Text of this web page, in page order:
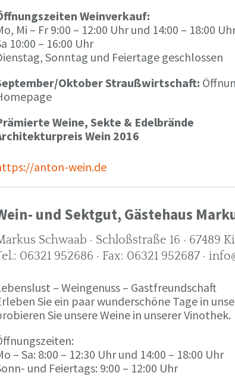
Weinverkauf:
Mi – Fr 9:00 – 12:00 Uhr und 14:00 – 18:00
10:00 – 16:00 Uhr
Sonntag und Feiertage geschlossen
Oktober Straußwirtschaft:
Weine, Sekte & Edelbrände
Wein 2016
anton-wein.de
und Sektgut, Gästehaus
Schwaab · Schloßstraße 16 · 67489
06321 952686 · Fax: 06321 952687 ·
– Weingenuss – Gastfreundschaft
Sie ein paar wunderschöne Tage in
Sie unsere Weine in unserer Vinothek.
– Sa: 8:00 – 12:30 Uhr und 14:00 – 18:00 Uhr
und Feiertags: 9:00 – 12:00 Uhr